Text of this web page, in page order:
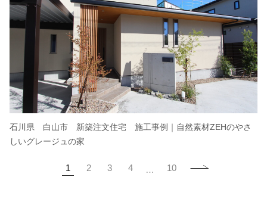
石川県 白山市 新築注文住宅 施工事例｜自然素材ZEHのやさ
しいグレージュの家
1 2 3 4 … 10